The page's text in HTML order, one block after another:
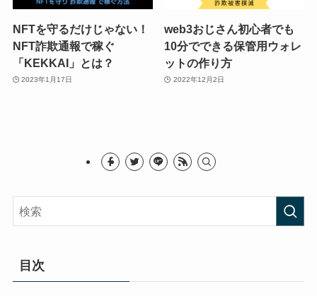
NFTを守るだけじゃない！
NFT詐欺通報で稼ぐ
「KEKKAI」とは？
2023年1月17日
web3おじさん初心者でも
10分でできる保管用ウォレ
ットの作り方
2022年12月2日
目次